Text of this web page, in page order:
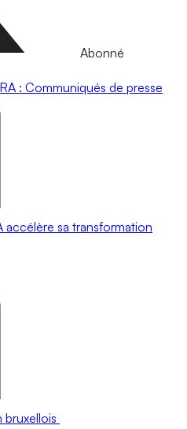
Abonné
: Communiqués de presse
accélère sa transformation
bruxellois